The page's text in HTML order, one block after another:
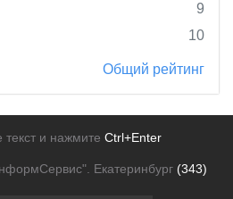
9
10
Общий рейтинг
и нажмите Ctrl+Enter
Екатеринбург (343)